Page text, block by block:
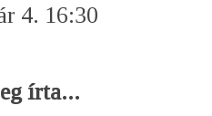
4. 16:30
írta...